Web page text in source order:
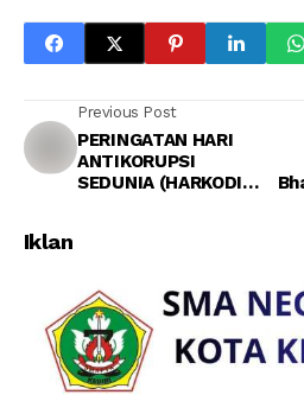
Previous Post
PERINGATAN HARI
ANTIKORUPSI
SEDUNIA (HARKODIA)
Iklan